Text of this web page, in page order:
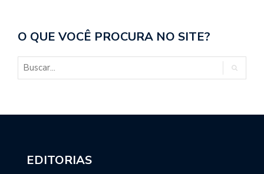
O QUE VOCÊ PROCURA NO SITE?
EDITORIAS